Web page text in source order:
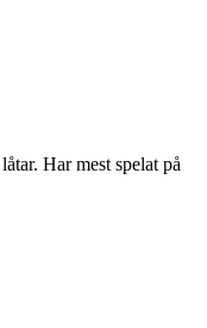
Har mest spelat på